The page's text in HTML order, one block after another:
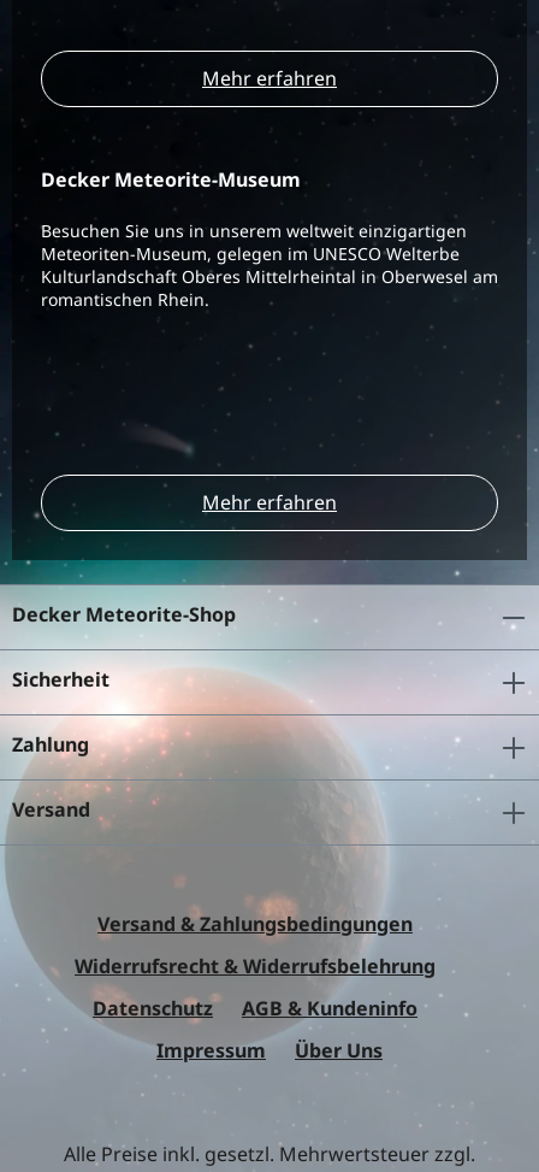
Mehr erfahren
Decker Meteorite-Museum
Besuchen Sie uns in unserem weltweit einzigartigen
Meteoriten-Museum, gelegen im UNESCO Welterbe
Kulturlandschaft Oberes Mittelrheintal in Oberwesel am
romantischen Rhein.
Mehr erfahren
Decker Meteorite-Shop
Sicherheit
Zahlung
Versand
Versand & Zahlungsbedingungen
Widerrufsrecht & Widerrufsbelehrung
Datenschutz
AGB & Kundeninfo
Impressum
Über Uns
Alle Preise inkl. gesetzl. Mehrwertsteuer zzgl.